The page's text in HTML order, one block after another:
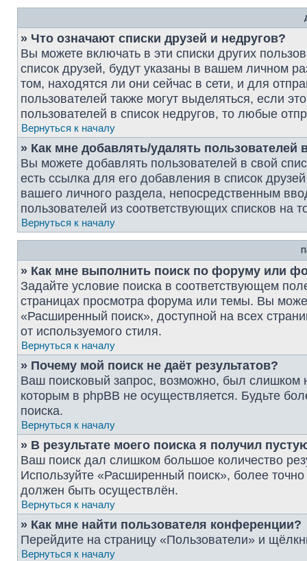
» Что означают списки друзей и недругов?
Вы можете включать в эти списки других
список друзей, будут указаны в вашем личном
том, находятся ли они сейчас в сети, и для
пользователей также могут выделяться, если
пользователей в список недругов, то любые
Вернуться к началу
» Как мне добавлять/удалять пользователей
Вы можете добавлять пользователей в свой
есть ссылка для его добавления в список
вашего личного раздела, непосредственным
пользователей из соответствующих списков на
Вернуться к началу
» Как мне выполнить поиск по форуму или
Задайте условие поиска в соответствующем
страницах просмотра форума или темы. Вы
«Расширенный поиск», доступной на всех
от используемого стиля.
Вернуться к началу
» Почему мой поиск не даёт результатов?
Ваш поисковый запрос, возможно, был
которым в phpBB не осуществляется. Будьте
поиска.
Вернуться к началу
» В результате моего поиска я получил
Ваш поиск дал слишком большое количество
Используйте «Расширенный поиск», более
должен быть осуществлён.
Вернуться к началу
» Как мне найти пользователя конференции?
Перейдите на страницу «Пользователи» и
Вернуться к началу